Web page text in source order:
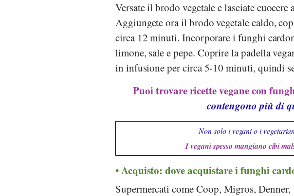
Versate il brodo vegetale e lasciate
Aggiungete ora il brodo vegetale caldo,
circa 12 minuti. Incorporare i funghi
limone, sale e pepe. Coprire la padella
in infusione per circa 5-10 minuti, quindi
Puoi trovare ricette vegane con
contengono più di
Non solo i vegani o i
I vegani spesso mangiano cibi
Acquisto: dove acquistare i funghi
Supermercati comeCoop, Migros, Denner,